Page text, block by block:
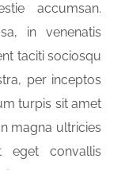
accumsan.
in venenatis
taciti sociosqu
per inceptos
turpis sit amet
magna ultricies
eget convallis